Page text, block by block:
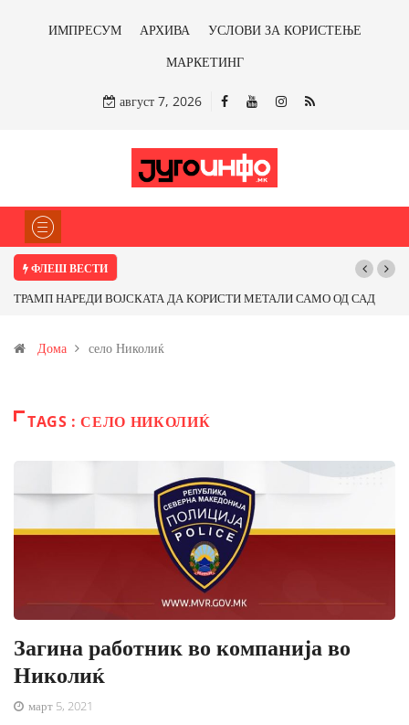
ИМПРЕСУМ АРХИВА
УСЛОВИ ЗА КОРИСТЕЊЕ
МАРКЕТИНГ
август 7, 2026
ФЛЕШ ВЕСТИ
ТРАМП НАРЕДИ ВОЈСКАТА ДА КОРИСТИ МЕТАЛИ САМО ОД САД
Иловица и со антимонот?
Дома село Николиќ
TAGS : СЕЛО НИКОЛИЌ
Загина работник во компанија во
Николиќ
март 5, 2021